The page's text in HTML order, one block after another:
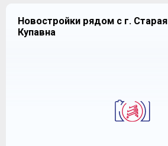
Новостройки рядом с г. Старая
Купавна